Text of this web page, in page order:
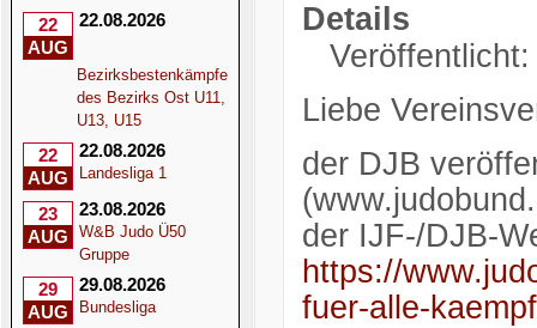
22
AUG
22.08.2026
Bezirksbestenkämpfe
des Bezirks Ost U11,
U13, U15
22
AUG
22.08.2026
Landesliga 1
23
AUG
23.08.2026
W&B Judo Ü50
Gruppe
29
AUG
29.08.2026
Bundesliga
Details
Liebe
der DJB
der IJF-/DJB-
https://
fuer-alle-